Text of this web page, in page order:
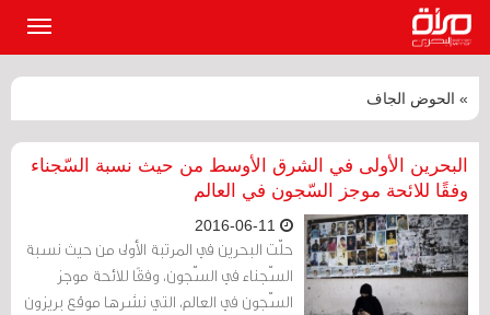
» الحوض الجاف
البحرين الأولى في الشرق الأوسط من حيث نسبة السّجناء
وفقًا للائحة موجز السّجون في العالم
حلّت البحرين في المرتبة الأولى من حيث نسبة
السّجناء في السّجون، وفقًا للائحة موجز
السّجون في العالم، التي نشرها موقع بريزون